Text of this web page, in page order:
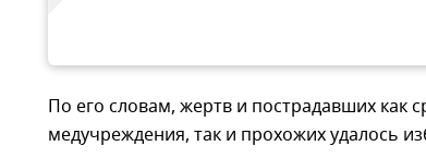
По его словам, жертв и пострадавших как
медучреждения, так и прохожих удалось